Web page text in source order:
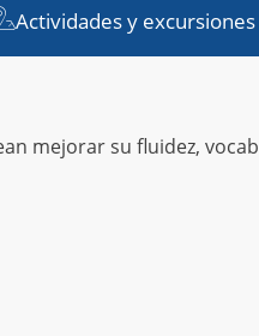
Actividades y excursiones
mejorar su fluidez,